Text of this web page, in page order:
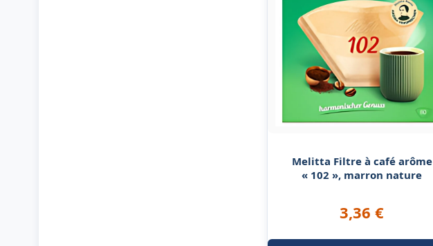
Melitta Filtre à café arôme
« 102 », marron nature
3,36 €